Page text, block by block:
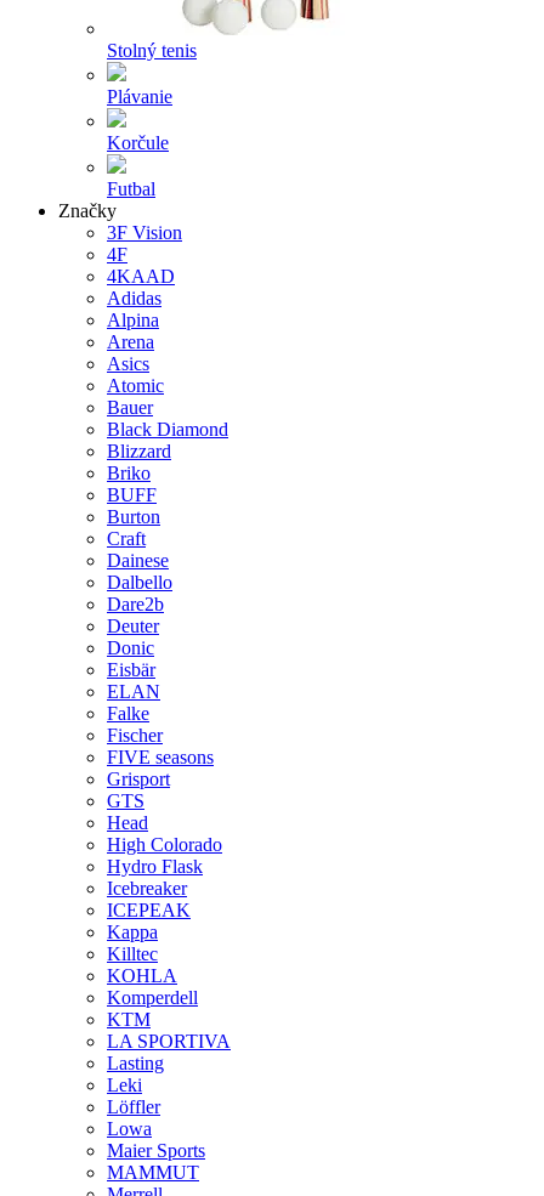
Stolný tenis
Plávanie
Korčule
Futbal
Značky
3F Vision
4F
4KAAD
Adidas
Alpina
Arena
Asics
Atomic
Bauer
Black Diamond
Blizzard
Briko
BUFF
Burton
Craft
Dainese
Dalbello
Dare2b
Deuter
Donic
Eisbär
ELAN
Falke
Fischer
FIVE seasons
Grisport
GTS
Head
High Colorado
Hydro Flask
Icebreaker
ICEPEAK
Kappa
Killtec
KOHLA
Komperdell
KTM
LA SPORTIVA
Lasting
Leki
Löffler
Lowa
Maier Sports
MAMMUT